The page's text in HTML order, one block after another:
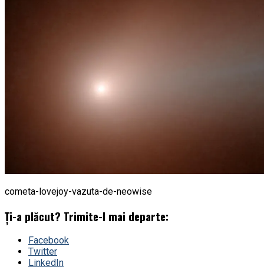
cometa-lovejoy-vazuta-de-neowise
Ți-a plăcut? Trimite-l mai departe:
Facebook
Twitter
LinkedIn